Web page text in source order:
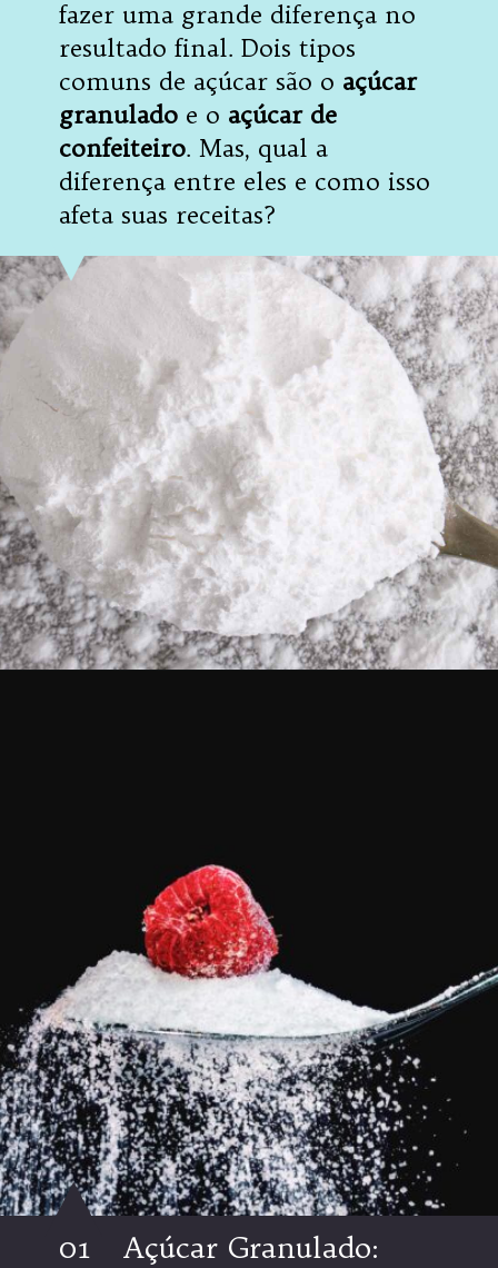
fazer uma grande diferença no
resultado final. Dois tipos
comuns de açúcar são o açúcar
granulado e o açúcar de
confeiteiro. Mas, qual a
diferença entre eles e como isso
afeta suas receitas?
Açúcar Granulado:
01